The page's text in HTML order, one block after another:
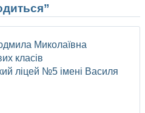
Миколаївна
класів
ліцей №5 імені Василя